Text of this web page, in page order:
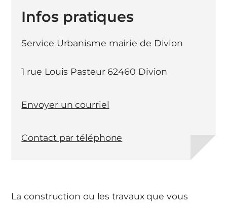
La construction ou les travaux que vous
Infos pratiques
Service Urbanisme mairie de Divion
1 rue Louis Pasteur 62460 Divion
Envoyer un courriel
Contact par téléphone